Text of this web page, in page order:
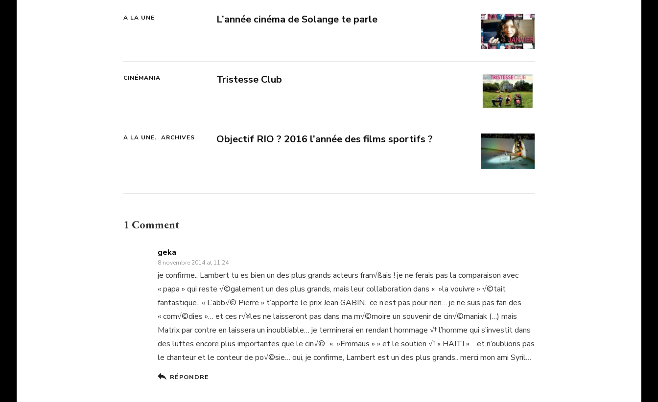
A LA UNE L’année cinéma de Solange te parle
CINÉMANIA Tristesse Club
A LA UNE ARCHIVES Objectif RIO ? 2016 l’année des films sportifs ?
1 Comment
geka
8 novembre 2014 at 11:24
je confirme.. Lambert tu es bien un des plus grands acteurs fran√ßais ! je ne ferais pas la comparaison avec
« papa » qui reste √©galement un des plus grands, mais leur collaboration dans « »la vouivre » √©tait
fantastique.. « L’abb√© Pierre » t’apporte le prix Jean GABIN.. ce n’est pas pour rien… je ne suis pas fan des
« com√©dies »… et ces r√¥les ne laisseront pas dans ma m√©moire un souvenir de cin√©maniak (…) mais
Matrix par contre en laissera un inoubliable… je terminerai en rendant hommage √† l’homme qui s’investit dans
des luttes encore plus importantes que le cin√©.. « »Emmaus » » et le soutien √† « HAITI »… et n’oublions pas
le chanteur et le conteur de po√©sie… oui, je confirme, Lambert est un des plus grands.. merci mon ami Syril…
RÉPONDRE